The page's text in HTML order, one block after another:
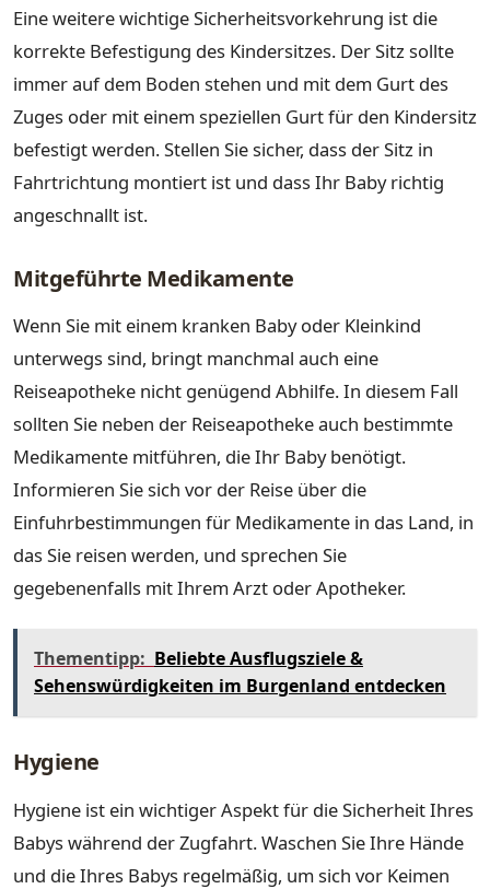
Eine weitere wichtige Sicherheitsvorkehrung ist die
korrekte Befestigung des Kindersitzes. Der Sitz sollte
immer auf dem Boden stehen und mit dem Gurt des
Zuges oder mit einem speziellen Gurt für den Kindersitz
befestigt werden. Stellen Sie sicher, dass der Sitz in
Fahrtrichtung montiert ist und dass Ihr Baby richtig
angeschnallt ist.
Mitgeführte Medikamente
Wenn Sie mit einem kranken Baby oder Kleinkind
unterwegs sind, bringt manchmal auch eine
Reiseapotheke nicht genügend Abhilfe. In diesem Fall
sollten Sie neben der Reiseapotheke auch bestimmte
Medikamente mitführen, die Ihr Baby benötigt.
Informieren Sie sich vor der Reise über die
Einfuhrbestimmungen für Medikamente in das Land, in
das Sie reisen werden, und sprechen Sie
gegebenenfalls mit Ihrem Arzt oder Apotheker.
Thementipp: Beliebte Ausflugsziele &
Sehenswürdigkeiten im Burgenland entdecken
Hygiene
Hygiene ist ein wichtiger Aspekt für die Sicherheit Ihres
Babys während der Zugfahrt. Waschen Sie Ihre Hände
und die Ihres Babys regelmäßig, um sich vor Keimen